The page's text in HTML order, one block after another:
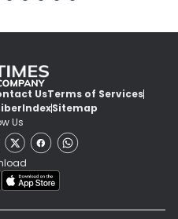
UsTerms of Services
IndexSitemap
Us